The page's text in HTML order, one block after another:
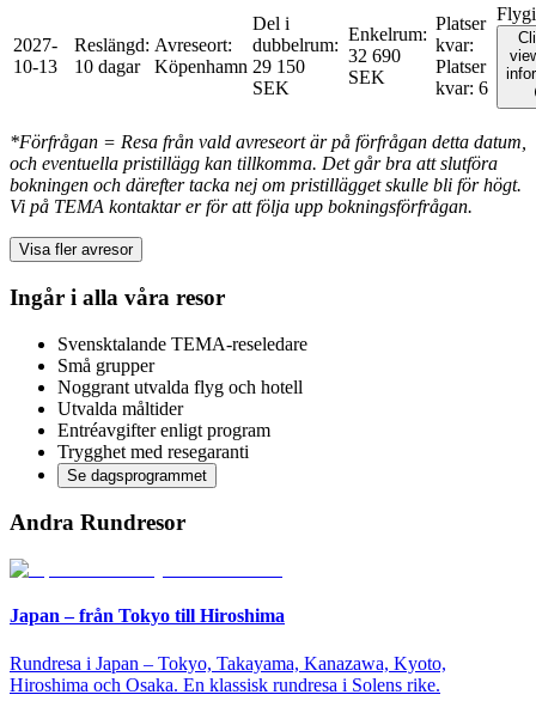
2027-
10-13
Reslängd:
10 dagar
Avreseort:
Köpenhamn
Del i
dubbelrum:
29 150
SEK
Enkelrum:
32 690
SEK
Platser
kvar:
Platser
kvar: 6
*Förfrågan = Resa från vald avreseort är på förfrågan detta datum,
och eventuella pristillägg kan tillkomma. Det går bra att slutföra
bokningen och därefter tacka nej om pristillägget skulle bli för högt.
Vi på TEMA kontaktar er för att följa upp bokningsförfrågan.
Visa fler avresor
Ingår i alla våra resor
Svensktalande TEMA-reseledare
Små grupper
Noggrant utvalda flyg och hotell
Utvalda måltider
Entréavgifter enligt program
Trygghet med resegaranti
Se dagsprogrammet
Andra Rundresor
Japan – från Tokyo till Hiroshima
Rundresa i Japan – Tokyo, Takayama, Kanazawa, Kyoto,
Hiroshima och Osaka. En klassisk rundresa i Solens rike.